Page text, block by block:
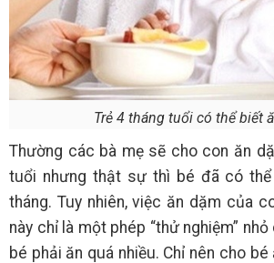
Trẻ 4 tháng tuổi có thể biết
Thường các bà mẹ sẽ cho con ăn
tuổi nhưng thật sự thì bé đã có
tháng. Tuy nhiên, việc ăn dặm của
này chỉ là một phép “thử nghiệm”
bé phải ăn quá nhiều. Chỉ nên cho